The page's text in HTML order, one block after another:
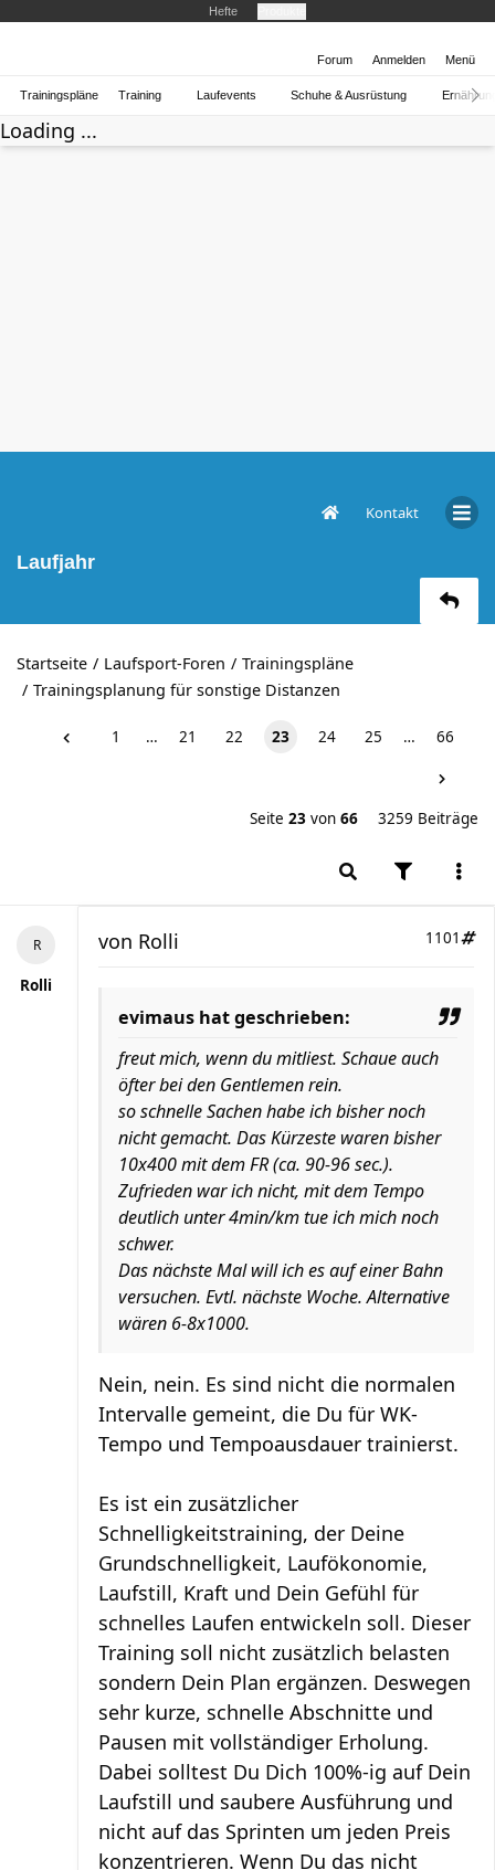
Hefte
Forum Anmelden Menü
Trainingspläne Training Laufevents Schuhe & Ausrüstung
Loading ...
Kontakt
Laufjahr
Startseite Laufsport-Foren
Trainingspläne
Trainingsplanung für sonstige Distanzen
1 … 21 22 23 24 25 … 66
Seite 23 von 66 3259 Beiträge
Rolli
1101
von Rolli
evimaus hat geschrieben:
freut mich, wenn du mitliest. Schaue auch
öfter bei den Gentlemen rein.
so schnelle Sachen habe ich bisher noch
nicht gemacht. Das Kürzeste waren bisher
10x400 mit dem FR (ca. 90-96 sec.).
Zufrieden war ich nicht, mit dem Tempo
deutlich unter 4min/km tue ich mich noch
schwer.
Das nächste Mal will ich es auf einer Bahn
versuchen. Evtl. nächste Woche. Alternative
wären 6-8x1000.
Nein, nein. Es sind nicht die normalen
Intervalle gemeint, die Du für WK-
Tempo und Tempoausdauer trainierst.
Es ist ein zusätzlicher
Schnelligkeitstraining, der Deine
Grundschnelligkeit, Laufökonomie,
Laufstill, Kraft und Dein Gefühl für
schnelles Laufen entwickeln soll. Dieser
Training soll nicht zusätzlich belasten
sondern Dein Plan ergänzen. Deswegen
sehr kurze, schnelle Abschnitte und
Pausen mit vollständiger Erholung.
Dabei solltest Du Dich 100%-ig auf Dein
Laufstill und saubere Ausführung und
nicht auf das Sprinten um jeden Preis
konzentrieren. Wenn Du das nicht